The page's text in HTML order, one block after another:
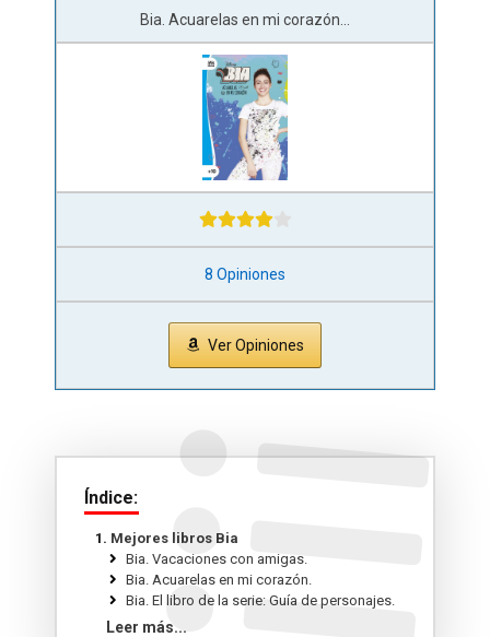
Bia. Acuarelas en mi corazón...
8 Opiniones
Ver Opiniones
Índice:
Mejores libros Bia
Bia. Vacaciones con amigas.
Bia. Acuarelas en mi corazón.
Bia. El libro de la serie: Guía de personajes.
Bia. Mi vida, mi mundo.
Leer más...